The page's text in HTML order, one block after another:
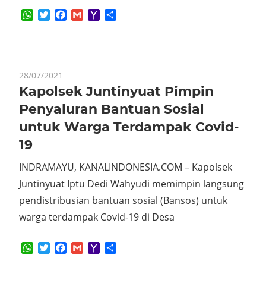
WhatsApp
TwitterFacebook
GmailYahoo
28/07/2021
Kapolsek Juntinyuat Pimpin
Penyaluran Bantuan Sosial
untuk Warga Terdampak Covid-
19
INDRAMAYU, KANALINDONESIA.COM – Kapolsek
Juntinyuat Iptu Dedi Wahyudi memimpin langsung
pendistribusian bantuan sosial (Bansos) untuk
warga terdampak Covid-19 di Desa
WhatsApp
TwitterFacebook
GmailYahoo